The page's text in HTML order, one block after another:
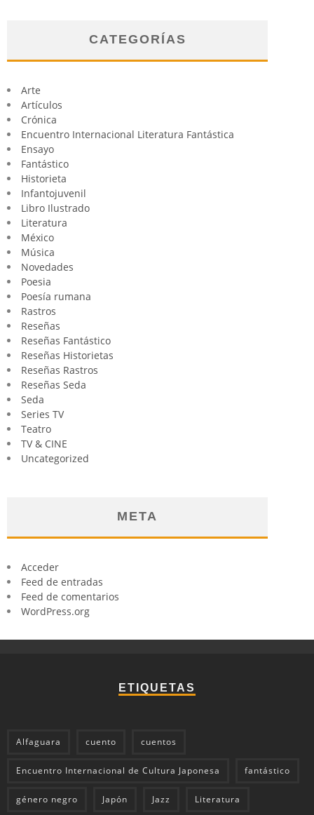
CATEGORÍAS
Arte
Artículos
Crónica
Encuentro Internacional Literatura Fantástica
Ensayo
Fantástico
Historieta
Infantojuvenil
Libro Ilustrado
Literatura
México
Música
Novedades
Poesia
Poesía rumana
Rastros
Reseñas
Reseñas Fantástico
Reseñas Historietas
Reseñas Rastros
Reseñas Seda
Seda
Series TV
Teatro
TV & CINE
Uncategorized
META
Acceder
Feed de entradas
Feed de comentarios
WordPress.org
ETIQUETAS
Alfaguara cuento cuentos
Encuentro Internacional de Cultura Japonesa fantástico
género negro Japón Jazz Literatura